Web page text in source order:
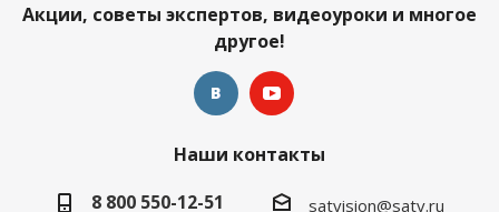
Акции, советы экспертов, видеоуроки и многое
другое!
Наши контакты
8 800 550-12-51
satvision@satv.ru